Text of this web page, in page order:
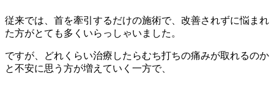
従来では、首を牽引するだけの施術で、改善されずに悩まれ
た方がとても多くいらっしゃいました。
ですが、どれくらい治療したらむち打ちの痛みが取れるのか
と不安に思う方が増えていく一方で、